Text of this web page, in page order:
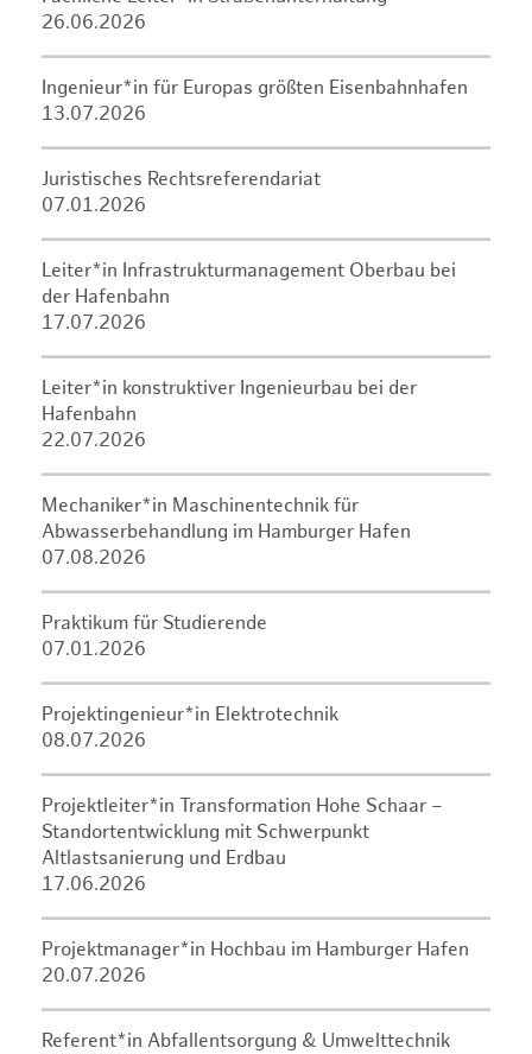
26.06.2026
Ingenieur*in für Europas größten Eisenbahnhafen
13.07.2026
Juristisches Rechtsreferendariat
07.01.2026
Leiter*in Infrastrukturmanagement Oberbau bei
der Hafenbahn
17.07.2026
Leiter*in konstruktiver Ingenieurbau bei der
Hafenbahn
22.07.2026
Mechaniker*in Maschinentechnik für
Abwasserbehandlung im Hamburger Hafen
07.08.2026
Praktikum für Studierende
07.01.2026
Projektingenieur*in Elektrotechnik
08.07.2026
Projektleiter*in Transformation Hohe Schaar –
Standortentwicklung mit Schwerpunkt
Altlastsanierung und Erdbau
17.06.2026
Projektmanager*in Hochbau im Hamburger Hafen
20.07.2026
Referent*in Abfallentsorgung & Umwelttechnik